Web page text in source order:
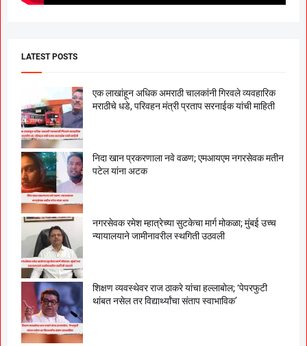
LATEST POSTS
एक लाखांहून अधिक अमराठी चालकांनी गिरवले व्यवहारिक
मराठीचे धडे, परिवहन मंत्री प्रताप सरनाईक यांची माहिती
निदा खान प्रकरणाला नवे वळण; एमआयएम नगरसेवक मतीन
पटेल यांना अटक
नगरसेवक रमेश म्हात्रेच्या सुटकेचा मार्ग मोकळा; मुंबई उच्च
न्यायालयाने जामीनावरील स्थगिती उठवली
शिक्षण व्यवस्थेवर राज ठाकरे यांचा हल्लाबोल; ‘पेपरफुटी
थांबत नसेल तर विद्यार्थ्यांचा संताप स्वाभाविक’